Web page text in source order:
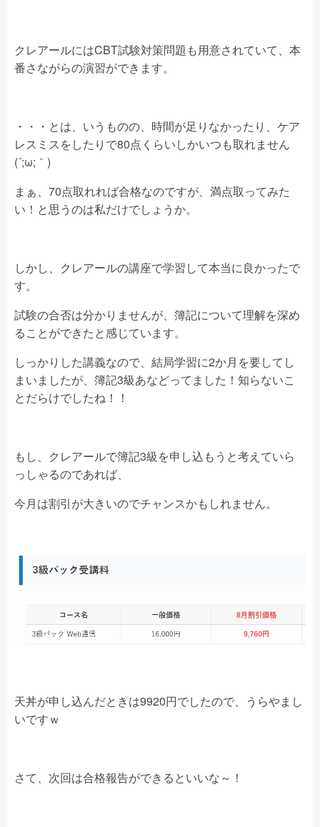
クレアールにはCBT試験対策問題も用意されていて、本
番さながらの演習ができます。
・・・とは、いうものの、時間が足りなかったり、ケア
レスミスをしたりで80点くらいしかいつも取れません
(´;ω;｀)
まぁ、70点取れれば合格なのですが、満点取ってみた
い！と思うのは私だけでしょうか。
しかし、クレアールの講座で学習して本当に良かったで
す。
試験の合否は分かりませんが、簿記について理解を深め
ることができたと感じています。
しっかりした講義なので、結局学習に2か月を要してし
まいましたが、簿記3級あなどってました！知らないこ
とだらけでしたね！！
もし、クレアールで簿記3級を申し込もうと考えていら
っしゃるのであれば、
今月は割引が大きいのでチャンスかもしれません。
天丼が申し込んだときは9920円でしたので、うらやまし
いですｗ
さて、次回は合格報告ができるといいな～！